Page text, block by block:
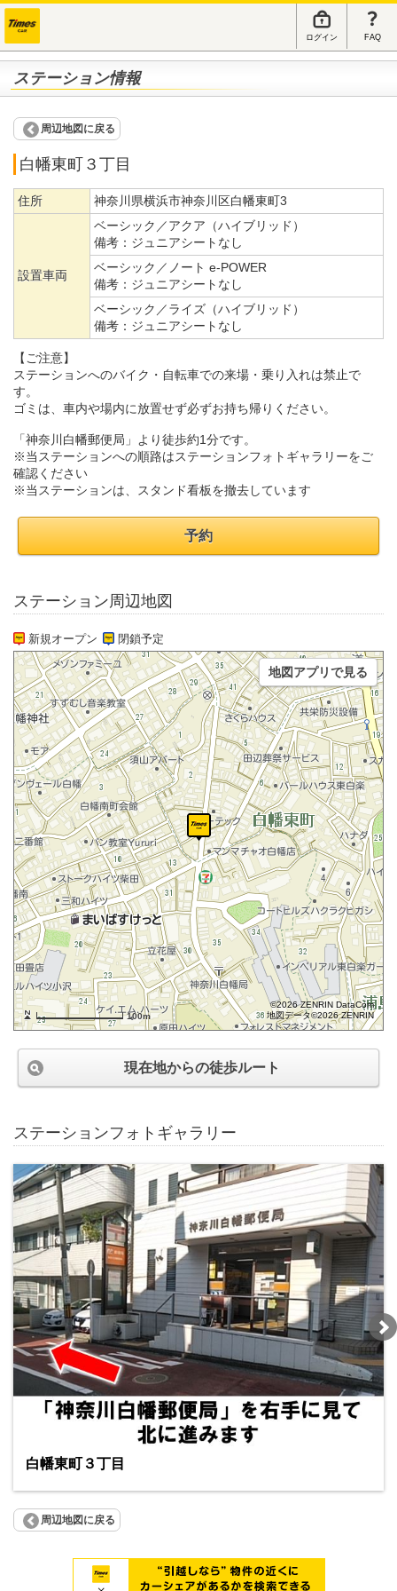
ログイン FAQ
ステーション情報
周辺地図に戻る
白幡東町３丁目
住所 神奈川県横浜市神奈川区白幡東町3
設置車両
ベーシック／アクア（ハイブリッド）
備考： ジュニアシートなし
ベーシック／ノート e-POWER
備考： ジュニアシートなし
ベーシック／ライズ（ハイブリッド）
備考： ジュニアシートなし
【ご注意】
ステーションへのバイク・自転車での来場・乗り入れは禁止で
す。
ゴミは、車内や場内に放置せず必ずお持ち帰りください。
「神奈川白幡郵便局」より徒歩約1分です。
※当ステーションへの順路はステーションフォトギャラリーをご
確認ください
※当ステーションは、スタンド看板を撤去しています
予約
ステーション周辺地図
新規オープン 閉鎖予定
100m
©2026 ZENRIN DataCom
地図データ©2026 ZENRIN
地図アプリで見る
現在地からの徒歩ルート
ステーションフォトギャラリー
白幡東町３丁目
周辺地図に戻る